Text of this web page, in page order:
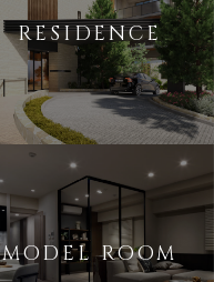
RESIDENCE
MODEL ROOM